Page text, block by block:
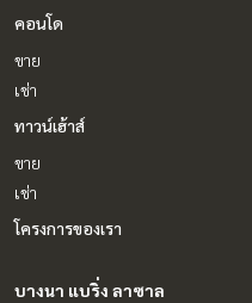
คอนโด
ขาย
เช่า
ทาวน์เฮ้าส์
ขาย
เช่า
โครงการของเรา
บางนา แบริ่ง ลาซาล